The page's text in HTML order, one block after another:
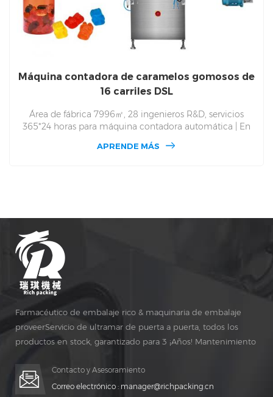
Máquina contadora de caramelos gomosos de
16 carriles DSL
Área de fábrica 7996㎡, 28 ingenieros R&D, servicios
365*24 horas para máquina contadora automática | En
Capacidad Superior a 200 Botellas/Min. 7*24 Horas
APRENDE MÁS
Farmacéutico de embalaje rico & maquinaria de embalaje
proveerServicio de ultramar de puerta a puerta, todos los
productos en stock, garantizado para 3 ¡Años! Mantenimiento
Contacto y Asesoramiento
Correo electrónico : manager@richpacking.cn